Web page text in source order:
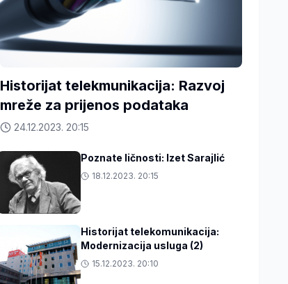
Historijat telekmunikacija: Razvoj
mreže za prijenos podataka
24.12.2023. 20:15
Poznate ličnosti: Izet Sarajlić
18.12.2023. 20:15
Historijat telekomunikacija:
Modernizacija usluga (2)
15.12.2023. 20:10